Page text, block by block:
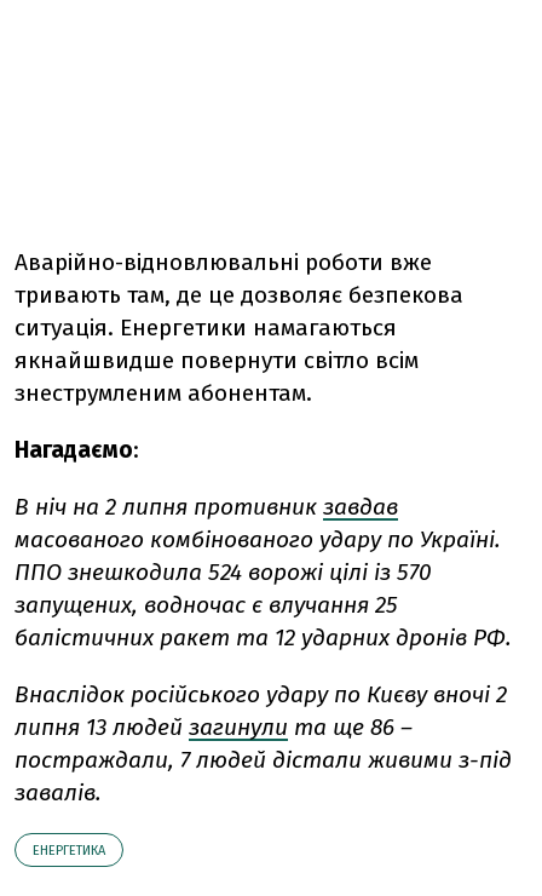
Аварійно-відновлювальні роботи вже
тривають там, де це дозволяє безпекова
ситуація. Енергетики намагаються
якнайшвидше повернути світло всім
знеструмленим абонентам.
Нагадаємо:
В ніч на 2 липня противник завдав
масованого комбінованого удару по Україні.
ППО знешкодила 524 ворожі цілі із 570
запущених, водночас є влучання 25
балістичних ракет та 12 ударних дронів РФ.
Внаслідок російського удару по Києву вночі 2
липня 13 людей загинули та ще 86 –
постраждали, 7 людей дістали живими з-під
завалів.
ЕНЕРГЕТИКА